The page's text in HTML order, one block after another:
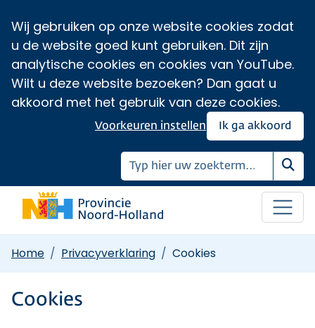
Wij gebruiken op onze website cookies zodat
u de website goed kunt gebruiken. Dit zijn
analytische cookies en cookies van YouTube.
Wilt u deze website bezoeken? Dan gaat u
akkoord met het gebruik van deze cookies.
Ik ga akkoord
Voorkeuren instellen
Home Privacyverklaring Cookies
Cookies